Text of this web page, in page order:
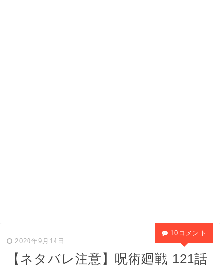
2020年9月14日
【ネタバレ注意】呪術廻戦 121話
10コメント